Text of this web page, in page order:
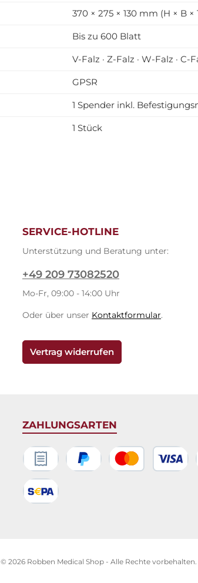
370 × 275 × 130 mm (H × B ×
Bis zu 600 Blatt
V-Falz · Z-Falz · W-Falz · C-
GPSR
1 Spender inkl.
1 Stück
SERVICE-HOTLINE
Unterstützung und Beratung unter:
+49 209 73082520
Mo-Fr, 09:00 - 14:00 Uhr
Oder über unser Kontaktformular.
Vertrag widerrufen
ZAHLUNGSARTEN
Rechnungskauf
© 2026 Robben Medical Shop - Alle Rechte